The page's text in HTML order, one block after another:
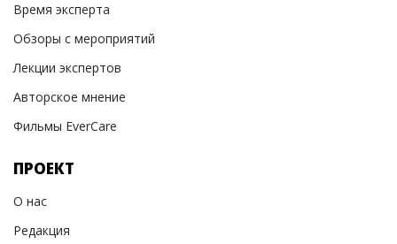
Время эксперта
Обзоры с мероприятий
Лекции экспертов
Авторское мнение
Фильмы EverCare
ПРОЕКТ
О нас
Редакция